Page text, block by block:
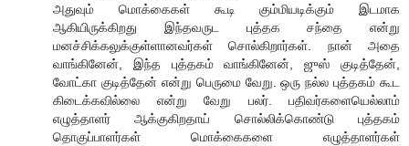
அதுவும் மொக்கைகள் கூடி கும்மியடிக்கும் இடமாக
ஆகியிருக்கிறது இந்தவருட புத்தக சந்தை என்று
மனச்சிக்கலுக்குள்ளானவர்கள் சொல்கிறார்கள். நான் அதை
வாங்கினேன், இந்த புத்தகம் வாங்கினேன், ஜுஸ் குடித்தேன்,
வோட்கா குடித்தேன் என்று பெருமை வேறு. ஒரு நல்ல புத்தகம் கூட
கிடைக்கவில்லை என்று வேறு பலர். பதிவர்களையெல்லாம்
எழுத்தாளர் ஆக்குகிறதாய் சொல்லிக்கொண்டு புத்தகம்
தொகுப்பாளர்கள் மொக்கைகளை எழுத்தாளர்கள்